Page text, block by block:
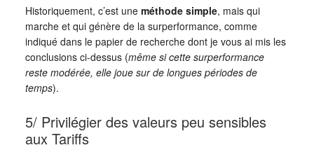
Historiquement, c’est une méthode simple, mais qui
marche et qui génère de la surperformance, comme
indiqué dans le papier de recherche dont je vous ai mis les
conclusions ci-dessus (même si cette surperformance
reste modérée, elle joue sur de longues périodes de
temps).
5/ Privilégier des valeurs peu sensibles
aux Tariffs